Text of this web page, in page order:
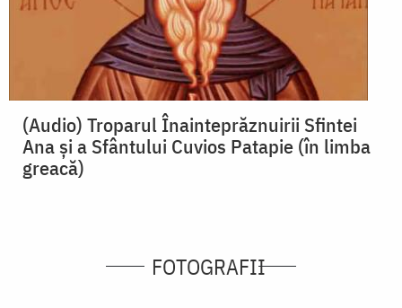
(Audio) Troparul Înainteprăznuirii Sfintei
Ana și a Sfântului Cuvios Patapie (în limba
greacă)
FOTOGRAFII